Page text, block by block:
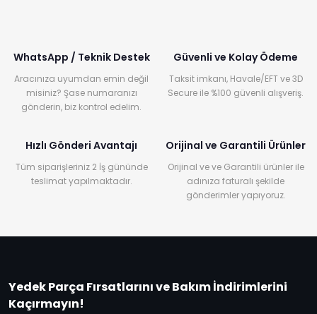
WhatsApp / Teknik Destek
Aracınıza uyumdan emin değil
misiniz? Şase numaranızı
gönderin, biz kontrol edelim.
Güvenli ve Kolay Ödeme
Taksit imkanı, Havale/EFT ve 3D
Secure ile %100 güvenli alışveriş.
Hızlı Gönderi Avantajı
Tüm siparişleriniz 2 İş gününde
teslimat yapılmaktadır.
Orijinal ve Garantili Ürünler
Orijinal ve ve Garantili ürünler ile
adınıza faturalı şekilde
gönderimler yapıyoruz.
Yedek Parça Fırsatlarını ve Bakım İndirimlerini
Kaçırmayın!